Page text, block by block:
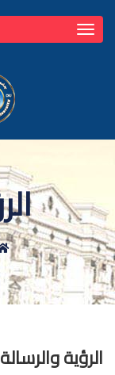
الرؤية والرسالة